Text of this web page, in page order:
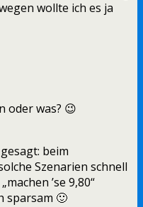
wollte ich es ja
oder was? 😉
beim
Szenarien schnell
’se 9,80“
sparsam 🙂